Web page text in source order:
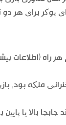
(اطلاعات
ملکه بود,
بالا یا